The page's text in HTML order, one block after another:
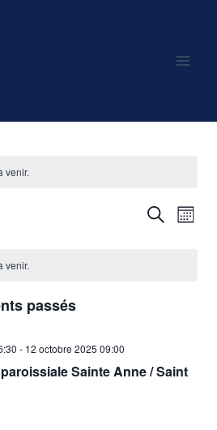
venir.
Recherche
Mois
venir.
passés
- 12 octobre 2025 09:00
Sainte Anne / Saint